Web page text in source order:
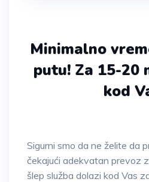
Minimalno
putu! Za 15-20
kod
Sigurni smo da ne želite da
čekajući adekvatan prevoz
šlep služba dolazi kod Vas